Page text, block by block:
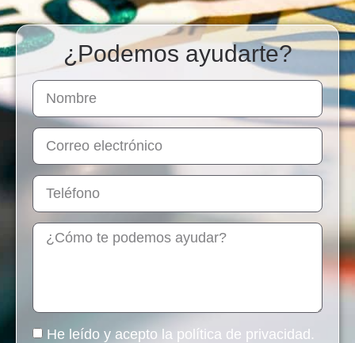
¿Podemos ayudarte?
He leído y acepto la política de privacidad.